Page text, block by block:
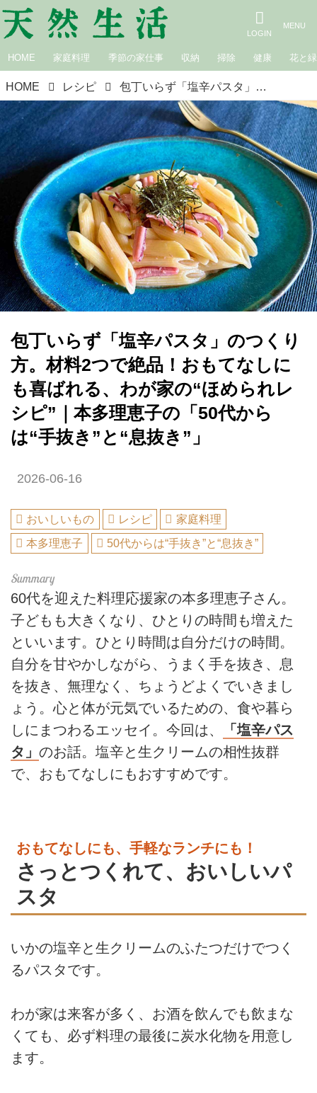
HOME 家庭料理 季節の家仕事 収納 掃除 健康 花と緑
HOME レシピ 包丁いらず「塩辛パスタ」のつくり方。材料2つで絶品！おもてなしにも喜ばれる、わが家の“ほめられレシピ”｜本多理恵子の「50代からは“手抜き”と“息抜き”」
包丁いらず「塩辛パスタ」のつくり
方。材料2つで絶品！おもてなしに
も喜ばれる、わが家の“ほめられレ
シピ”｜本多理恵子の「50代から
は“手抜き”と“息抜き”」
2026-06-16
おいしいもの レシピ
家庭料理
本多理恵子
50代からは“手抜き”と“息抜き”
60代を迎えた料理応援家の本多理恵子さん。
子どもも大きくなり、ひとりの時間も増えた
といいます。ひとり時間は自分だけの時間。
自分を甘やかしながら、うまく手を抜き、息
を抜き、無理なく、ちょうどよくでいきまし
ょう。心と体が元気でいるための、食や暮ら
しにまつわるエッセイ。今回は、
「塩辛パス
タ」 のお話。塩辛と生クリームの相性抜群
で、おもてなしにもおすすめです。
おもてなしにも、手軽なランチにも！
さっとつくれて、おいしいパ
スタ
いかの塩辛と生クリームのふたつだけでつく
るパスタです。
わが家は来客が多く、お酒を飲んでも飲まな
くても、必ず料理の最後に炭水化物を用意し
ます。